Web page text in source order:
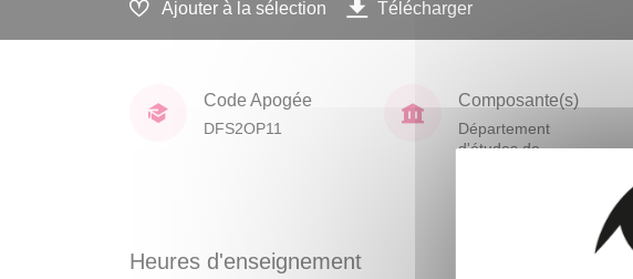
Ajouter à la sélection Télécharger
Code Apogée
DFS2OP11
Composante(s)
Département
d'études de
Heures d'enseignement